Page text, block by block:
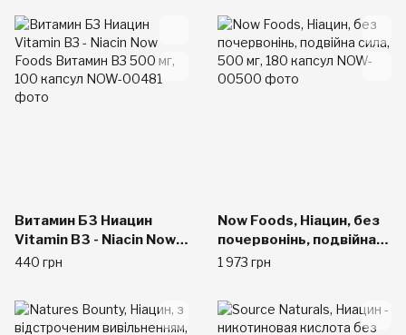
Bитамин Б3 Ниацин
Vitamin B3 - Niacin Now
Foods Bитамин В3 500
440 грн
Now Foods, Ніацин, без
почервонінь, подвійна
сила, 500 мг, 180 капсул
1 973 грн